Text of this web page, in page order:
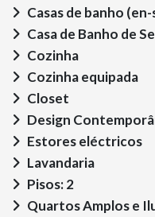
Casas de banho
Casa de Banho de
Cozinha
Cozinha equipada
Closet
Design
Estores eléctricos
Lavandaria
Pisos: 2
Quartos Amplos e